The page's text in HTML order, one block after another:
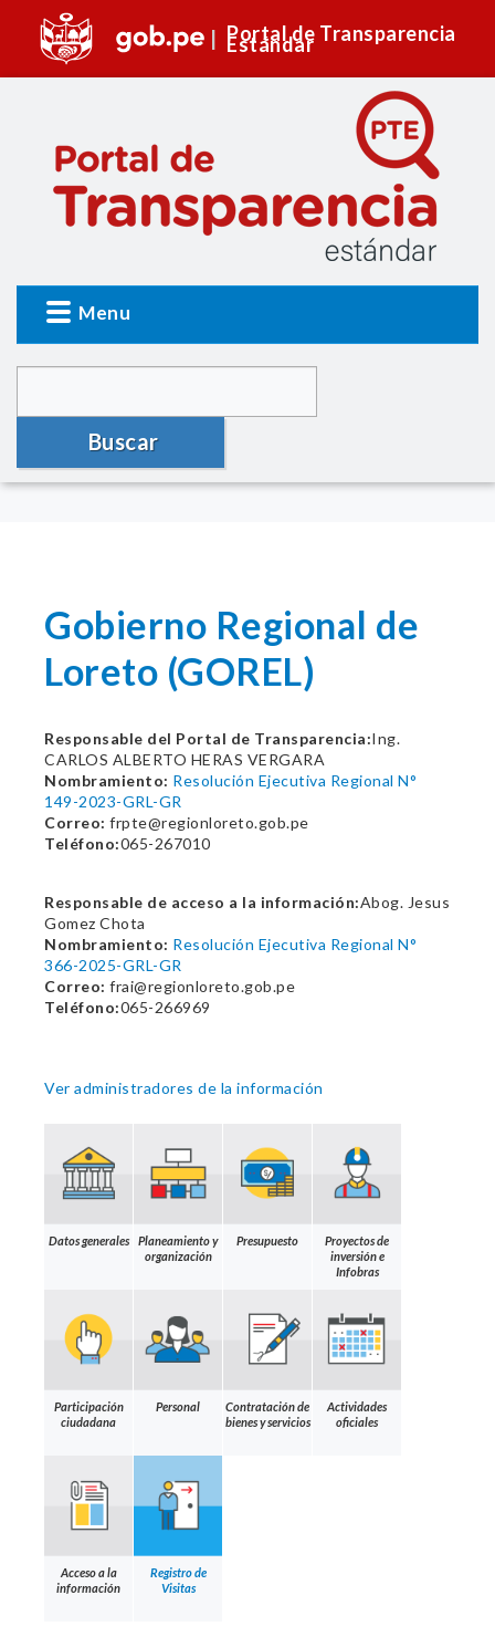
Portal de Transparencia
Estándar
Menu
Buscar
Gobierno Regional de
Loreto (GOREL)
Responsable del Portal de Transparencia:Ing.
CARLOS ALBERTO HERAS VERGARA
Nombramiento: Resolución Ejecutiva Regional N°
149-2023-GRL-GR
Correo: frpte@regionloreto.gob.pe
Teléfono:065-267010
Responsable de acceso a la información:Abog. Jesus
Gomez Chota
Nombramiento: Resolución Ejecutiva Regional N°
366-2025-GRL-GR
Correo: frai@regionloreto.gob.pe
Teléfono:065-266969
Ver administradores de la información
Datos generales
Planeamiento y
organización
Presupuesto
Proyectos de
inversión e
Infobras
Participación
ciudadana
Personal
Contratación de
bienes y servicios
Actividades
oficiales
Acceso a la
información
Registro de
Visitas